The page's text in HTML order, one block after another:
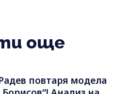
още
повтаря модела